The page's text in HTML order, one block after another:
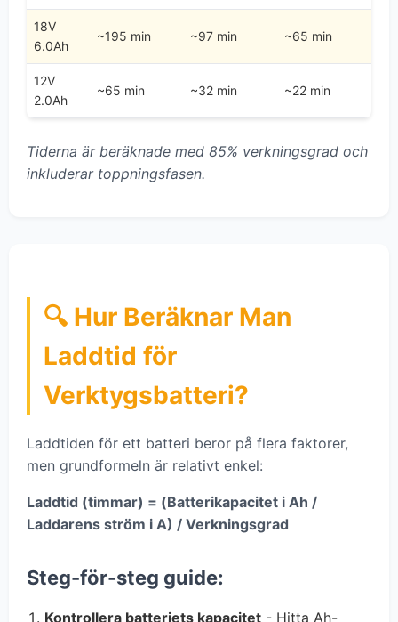
18V
6.0Ah
~195 min ~97 min ~65 min
12V
2.0Ah
~65 min ~32 min ~22 min
Tiderna är beräknade med 85% verkningsgrad och
inkluderar toppningsfasen.
🔍 Hur Beräknar Man
Laddtid för
Verktygsbatteri?
Laddtiden för ett batteri beror på flera faktorer,
men grundformeln är relativt enkel:
Laddtid (timmar) = (Batterikapacitet i Ah /
Laddarens ström i A) / Verkningsgrad
Steg-för-steg guide:
Kontrollera batteriets kapacitet - Hitta Ah-